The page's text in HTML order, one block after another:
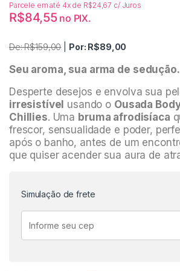
Parcele em até 4x de R$24,67 c/ Juros
R$84,55 no PIX.
De:R$159,00| Por: R$89,00
Seu aroma, sua arma de sedução.
Desperte desejos e envolva sua
irresistível usando o Ousada
Chillies. Uma bruma afrodisíaca
frescor, sensualidade e poder,
após o banho, antes de um
que quiser acender sua aura de
Simulação de frete